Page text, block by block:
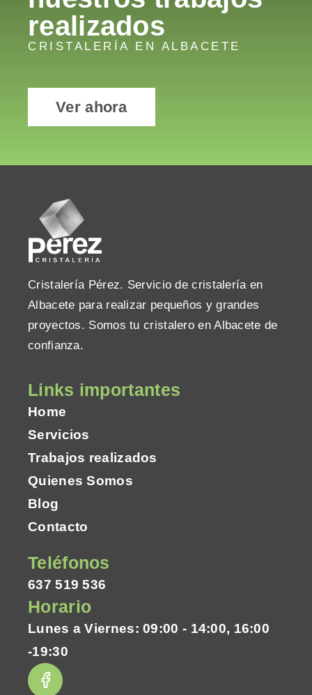
realizados
CRISTALERÍA EN ALBACETE
Ver ahora
Cristalería Pérez. Servicio de cristalería en
Albacete para realizar pequeños y grandes
proyectos. Somos tu cristalero en Albacete de
confianza.
Links importantes
Home
Servicios
Trabajos realizados
Quienes Somos
Blog
Contacto
Teléfonos
637 519 536
Horario
Lunes a Viernes: 09:00 - 14:00, 16:00
-19:30